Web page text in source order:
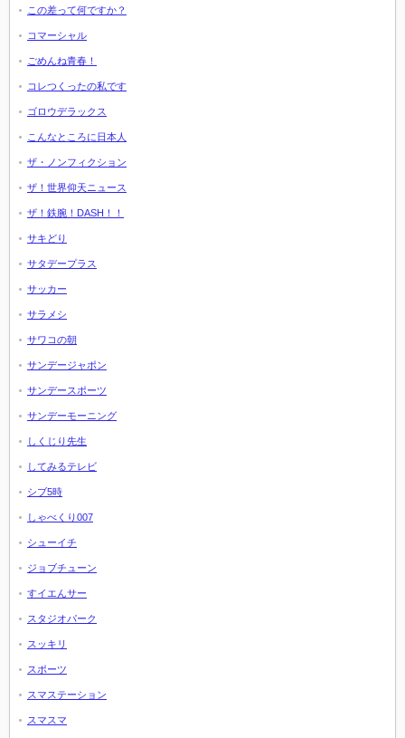
この差って何ですか？
コマーシャル
ごめんね青春！
コレつくったの私です
ゴロウデラックス
こんなところに日本人
ザ・ノンフィクション
ザ！世界仰天ニュース
ザ！鉄腕！DASH！！
サキどり
サタデープラス
サッカー
サラメシ
サワコの朝
サンデージャポン
サンデースポーツ
サンデーモーニング
しくじり先生
してみるテレビ
シブ5時
しゃべくり007
シューイチ
ジョブチューン
すイエんサー
スタジオパーク
スッキリ
スポーツ
スマステーション
スマスマ